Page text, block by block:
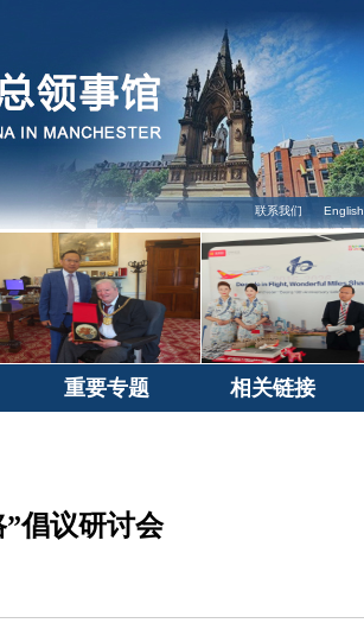
联系我们 English
重要专题 相关链接
倡议研讨会